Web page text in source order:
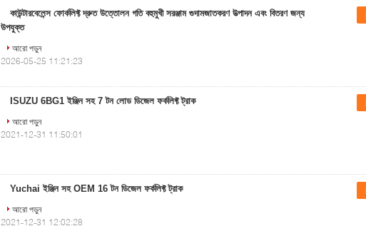
কাউন্টারবেলেন্স ফোর্কলিফ্ট দ্রুত উত্তোলন গতি বহুমুখী সরঞ্জাম গুদামজাতকরণ উত্পাদন এবং বিতরণ জন্য
উপযুক্ত
আরো পড়ুন
2026-05-25 11:21:23
ISUZU 6BG1 ইঞ্জিন সহ 7 টন লোড ডিজেল ফর্কলিফ্ট ট্রাক
আরো পড়ুন
2021-12-31 11:50:01
Yuchai ইঞ্জিন সহ OEM 16 টন ডিজেল ফর্কলিফ্ট ট্রাক
আরো পড়ুন
2021-12-31 12:02:28